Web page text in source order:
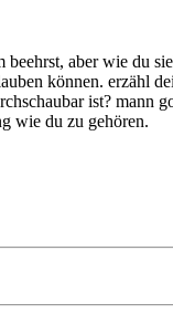
aber wie du
können. erzähl
ist? mann
wie du zu gehören.